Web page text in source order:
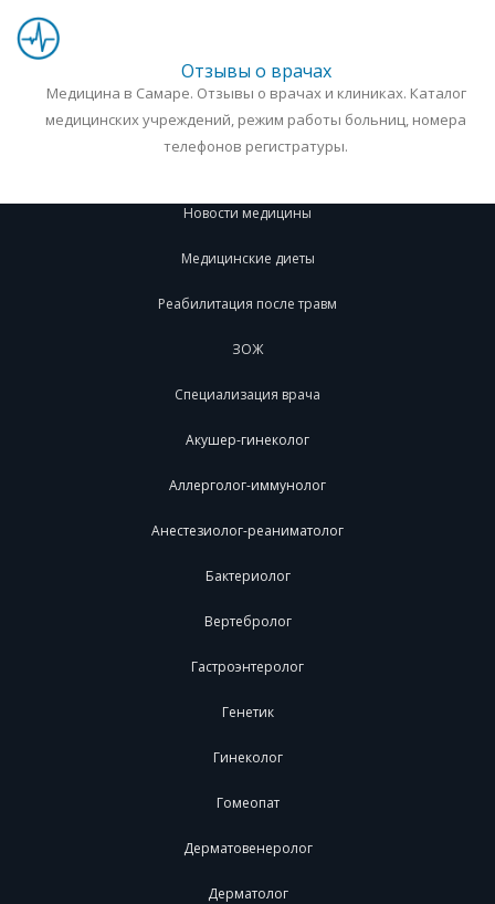
Отзывы о врачах
Медицина в Самаре. Отзывы о врачах и клиниках. Каталог
медицинских учреждений, режим работы больниц, номера
телефонов регистратуры.
Новости медицины
Медицинские диеты
Реабилитация после травм
ЗОЖ
Специализация врача
Акушер-гинеколог
Аллерголог-иммунолог
Анестезиолог-реаниматолог
Бактериолог
Вертебролог
Гастроэнтеролог
Генетик
Гинеколог
Гомеопат
Дерматовенеролог
Дерматолог